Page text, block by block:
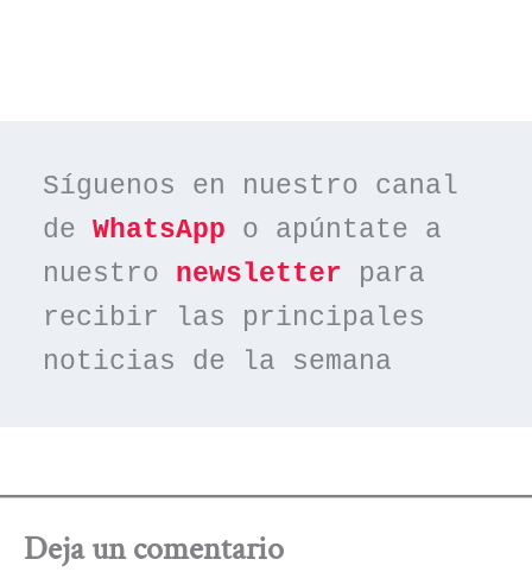
Síguenos en nuestro canal
de WhatsApp o apúntate a
nuestro newsletter para
recibir las principales
noticias de la semana
Deja un comentario